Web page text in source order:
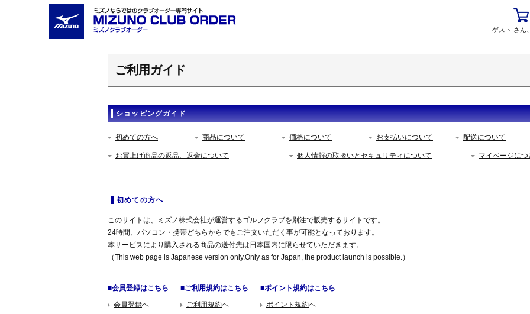
ゲスト さん
ご利用ガイド
ショッピングガイド
初めての方へ 商品について 価格について お支払いについて 配送について
お買上げ商品の返品、返金について 個人情報の取扱いとセキュリティについて マイページにつ
初めての方へ
このサイトは、ミズノ株式会社が運営するゴルフクラブを別注で販売するサイトです。
24時間、パソコン・携帯どちらからでもご注文いただく事が可能となっております。
本サービスにより購入される商品の送付先は日本国内に限らせていただきます。
（This web page is Japanese version only.Only as for Japan, the product launch is possible.）
■会員登録はこちら
会員登録へ
■ご利用規約はこちら
ご利用規約へ
■ポイント規約はこちら
ポイント規約へ